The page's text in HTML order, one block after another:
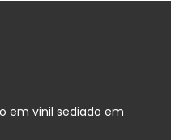
em vinil sediado em